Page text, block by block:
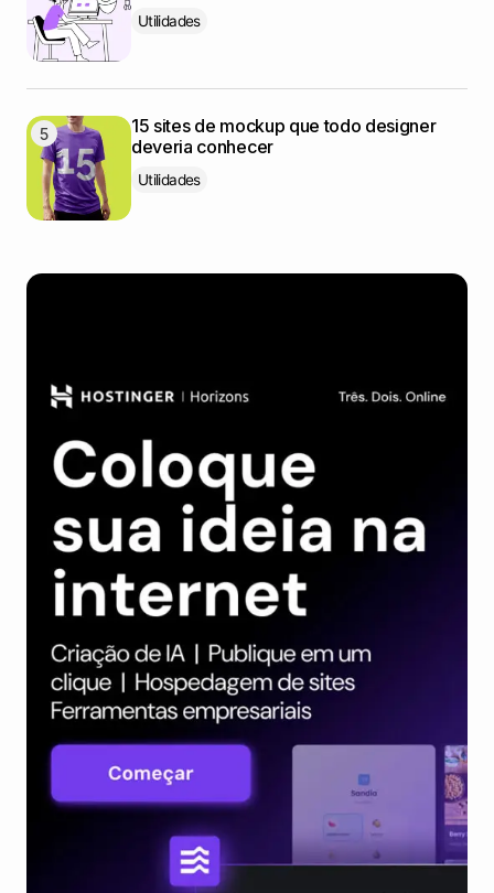
Utilidades
15 sites de mockup que todo designer
deveria conhecer
Utilidades